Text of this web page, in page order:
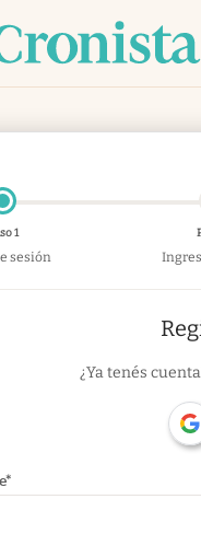
1
sesión
¿Ya tenés